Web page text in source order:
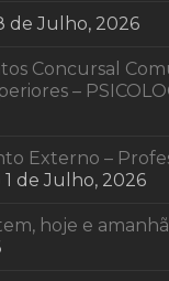
de Julho, 2026
Concursal
–
Externo –
1 de Julho, 2026
hoje e